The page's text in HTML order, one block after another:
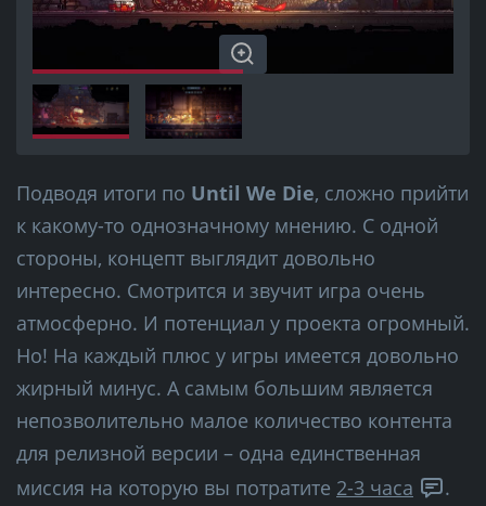
Подводя итоги по Until We Die, сложно прийти
к какому-то однозначному мнению. С одной
стороны, концепт выглядит довольно
интересно. Смотрится и звучит игра очень
атмосферно. И потенциал у проекта огромный.
Но! На каждый плюс у игры имеется довольно
жирный минус. А самым большим является
непозволительно малое количество контента
для релизной версии – одна единственная
миссия на которую вы потратите 2-3 часа
.